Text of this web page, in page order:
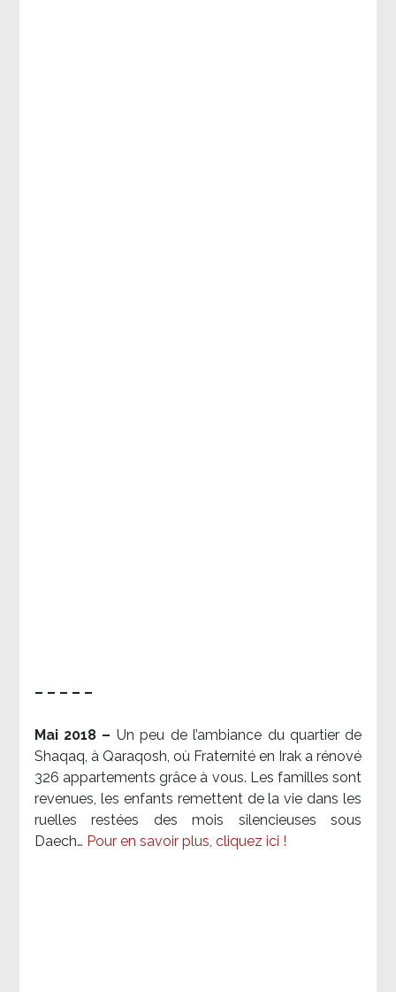
– – – – –
Mai 2018 – Un peu de l’ambiance du quartier de
Shaqaq, à Qaraqosh, où Fraternité en Irak a rénové
326 appartements grâce à vous. Les familles sont
revenues, les enfants remettent de la vie dans les
ruelles restées des mois silencieuses sous
Daech… Pour en savoir plus, cliquez ici !